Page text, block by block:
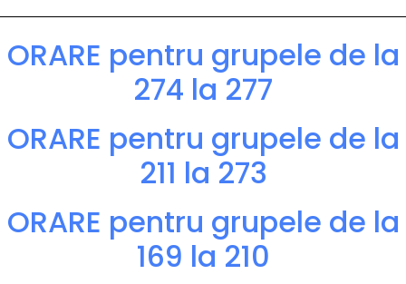
ORARE pentru grupele de la
274 la 277
ORARE pentru grupele de la
211 la 273
ORARE pentru grupele de la
169 la 210